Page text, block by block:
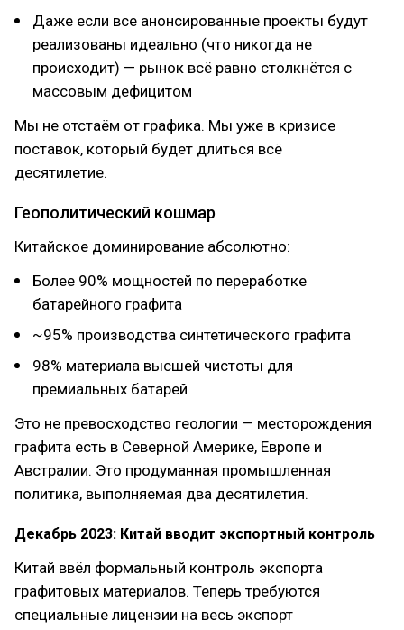
Даже если все анонсированные проекты будут
реализованы идеально (что никогда не
происходит) — рынок всё равно столкнётся с
массовым дефицитом
Мы не отстаём от графика. Мы уже в кризисе
поставок, который будет длиться всё
десятилетие.
Геополитический кошмар
Китайское доминирование абсолютно:
Более 90% мощностей по переработке
батарейного графита
~95% производства синтетического графита
98% материала высшей чистоты для
премиальных батарей
Это не превосходство геологии — месторождения
графита есть в Северной Америке, Европе и
Австралии. Это продуманная промышленная
политика, выполняемая два десятилетия.
Декабрь 2023: Китай вводит экспортный контроль
Китай ввёл формальный контроль экспорта
графитовых материалов. Теперь требуются
специальные лицензии на весь экспорт